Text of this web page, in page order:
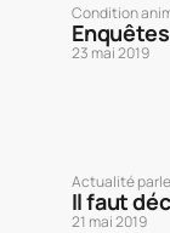
Condition
23 mai 2019
Actualité
Il faut
21 mai 2019